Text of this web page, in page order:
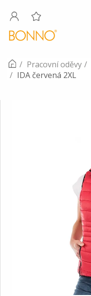
Pracovní oděvy
IDA červená 2XL